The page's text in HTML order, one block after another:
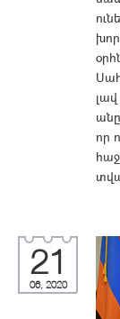
որ
21
06, 2020